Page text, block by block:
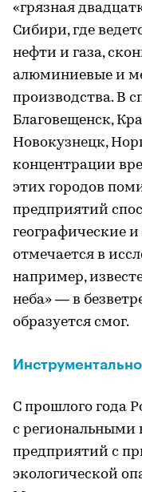
«грязная
Сибири, где
нефти и газа,
алюминиевые и
производства. В
Благовещенск,
Новокузнецк,
концентрации
этих городов
предприятий
географические
отмечается в
например,
неба» — в
образуется смог.
С прошлого года
с региональными
предприятий с
экологической